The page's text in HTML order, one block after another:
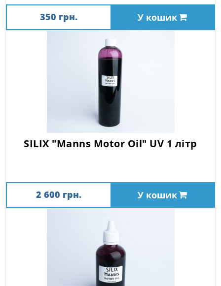
350 грн. У кошик
SILIX "Manns Motor Oil" UV 1 літр
2 600 грн. У кошик